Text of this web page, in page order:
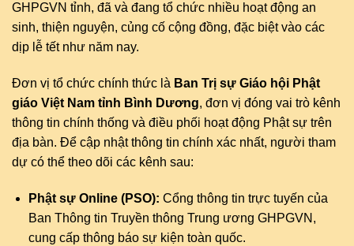
GHPGVN tỉnh, đã và đang tổ chức nhiều hoạt động an
sinh, thiện nguyện, củng cố cộng đồng, đặc biệt vào các
dịp lễ tết như năm nay.
Đơn vị tổ chức chính thức là Ban Trị sự Giáo hội Phật
giáo Việt Nam tỉnh Bình Dương, đơn vị đóng vai trò kênh
thông tin chính thống và điều phối hoạt động Phật sự trên
địa bàn. Để cập nhật thông tin chính xác nhất, người tham
dự có thể theo dõi các kênh sau:
Phật sự Online (PSO): Cổng thông tin trực tuyến của
Ban Thông tin Truyền thông Trung ương GHPGVN,
cung cấp thông báo sự kiện toàn quốc.